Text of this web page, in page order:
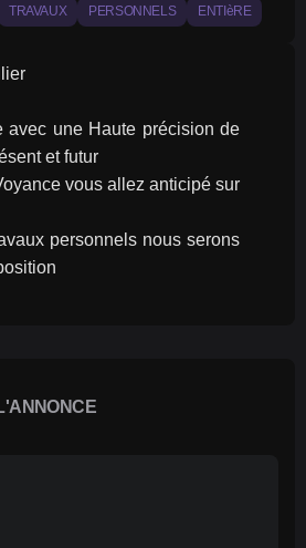
TRAVAUX PERSONNELS ENTIèRE
avec une Haute précision de
et futur
vous allez anticipé sur
personnels nous serons